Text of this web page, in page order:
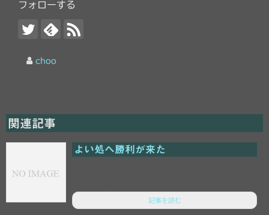
フォローする
choo
関連記事
よい処へ勝利が来た
記事を読む